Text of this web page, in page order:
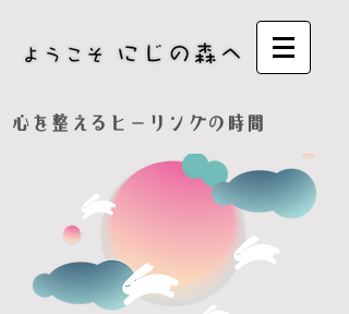
​心を整えるヒーリングの時間